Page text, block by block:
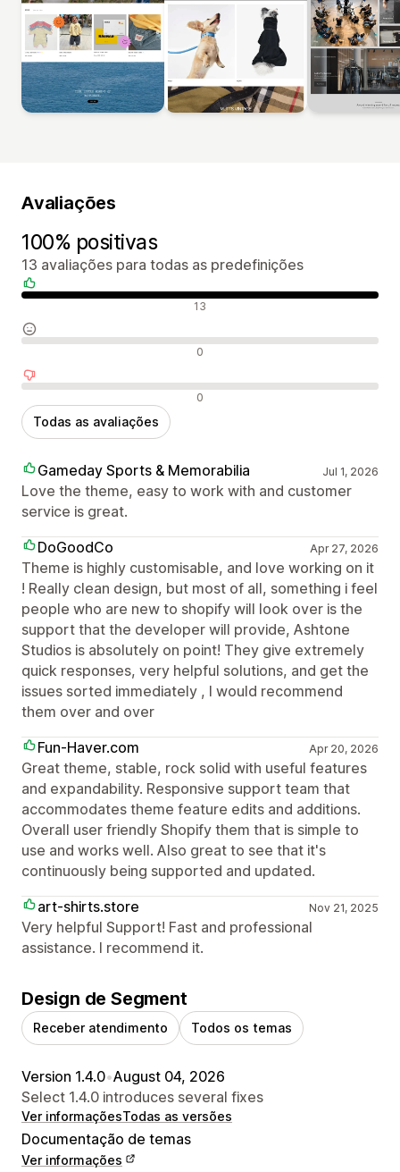
Avaliações
100% positivas
13 avaliações para todas as predefinições
Avaliações positivas 13
Avaliações neutras 0
Avaliações negativas 0
Todas as avaliações
Gameday Sports & Memorabilia Jul 1, 2026
Love the theme, easy to work with and customer
service is great.
DoGoodCo
Apr 27, 2026
Theme is highly customisable, and love working on it
! Really clean design, but most of all, something i feel
people who are new to shopify will look over is the
support that the developer will provide, Ashtone
Studios is absolutely on point! They give extremely
quick responses, very helpful solutions, and get the
issues sorted immediately , I would recommend
them over and over
Fun-Haver.com
Apr 20, 2026
Great theme, stable, rock solid with useful features
and expandability. Responsive support team that
accommodates theme feature edits and additions.
Overall user friendly Shopify them that is simple to
use and works well. Also great to see that it's
continuously being supported and updated.
art-shirts.store
Nov 21, 2025
Very helpful Support! Fast and professional
assistance. I recommend it.
Design de Segment
Receber atendimento Todos os temas
Version 1.4.0•August 04, 2026
Select 1.4.0 introduces several fixes
Ver informaçõesTodas as versões
Documentação de temas
Ver informações